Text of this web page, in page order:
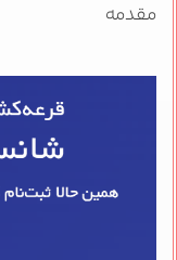
مقدمه